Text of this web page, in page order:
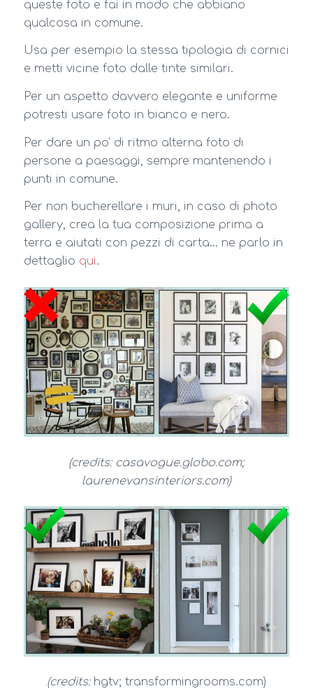
queste foto e fai in modo che abbiano
qualcosa in comune.
Usa per esempio la stessa tipologia di cornici
e metti vicine foto dalle tinte similari.
Per un aspetto davvero elegante e uniforme
potresti usare foto in bianco e nero.
Per dare un po’ di ritmo alterna foto di
persone a paesaggi, sempre mantenendo i
punti in comune.
Per non bucherellare i muri, in caso di photo
gallery, crea la tua composizione prima a
terra e aiutati con pezzi di carta… ne parlo in
dettaglio qui.
(credits: casavogue.globo.com;
laurenevansinteriors.com)
(credits:hgtv; transformingrooms.com)